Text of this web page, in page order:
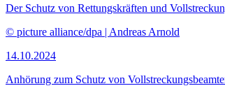
Der Schutz von Rettungskräften und
© picture alliance/dpa | Andreas Arnold
14.10.2024
Anhörung zum Schutz von